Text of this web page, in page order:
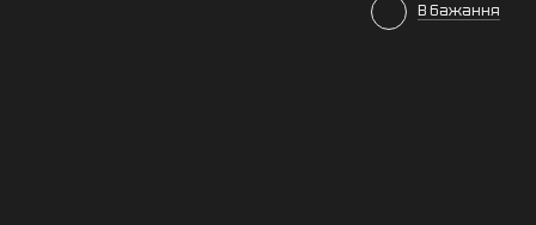
В бажання